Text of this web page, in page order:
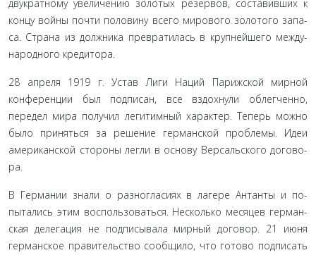
двукратному увеличению золотых резервов, составивших к
концу войны почти половину всего мирового золотого запа­
са. Страна из должника превратилась в крупнейшего между­
народного кредитора.
28 апреля 1919 г. Устав Лиги Наций Парижской мир­ной
конференции был подписан, все вздохнули облегченно,
передел мира получил легитимный характер. Теперь мож­но
было приняться за решение германской проблемы. Идеи
американской стороны легли в основу Версальского догово­
ра.
В Германии знали о разногласиях в лагере Антанты и по­
пытались этим воспользоваться. Несколько месяцев герман­
ская делегация не подписывала мирный договор. 21 июня
германское правительство сообщило, что готово подписать